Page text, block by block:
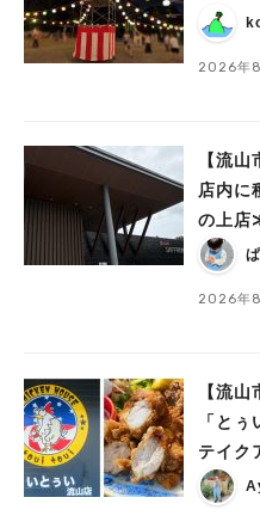
2026年
【流
店内に
の上
2026年8
【流
「と
テイク